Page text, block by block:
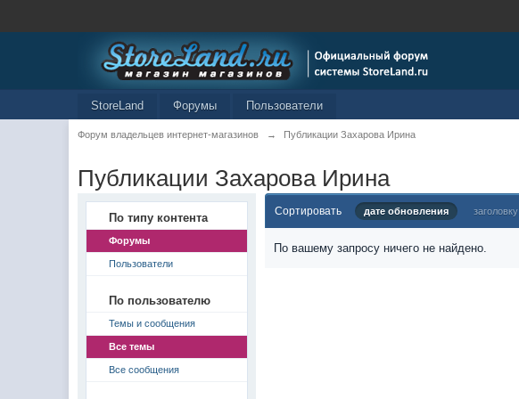
StoreLand Форумы Пользователи
Форум владельцев интернет-магазинов → Публикации Захарова Ирина
Публикации Захарова Ирина
По типу контента
Форумы
Пользователи
По пользователю
Темы и сообщения
Все темы
Все сообщения
Сортировать дате обновления заголовку
По вашему запросу ничего не найдено.